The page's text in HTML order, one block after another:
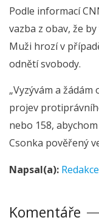
Podle informací
vazba z obav, že
Muži hrozí v
odnětí svobody.
„Vyzývám a
projev
nebo 158,
Csonka pověřený
Napsal(a): Redakce
Komentáře